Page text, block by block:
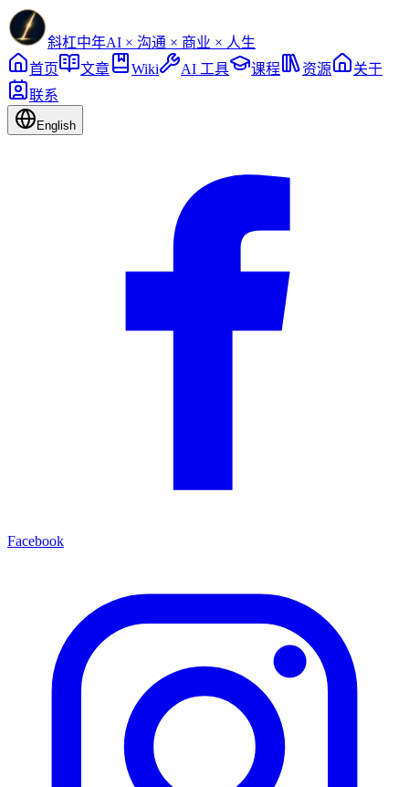
斜杠中年AI × 沟通 × 商业 × 人生
首页
文章 Wiki AI 工具 课程 资源
关于
联系
English
Facebook